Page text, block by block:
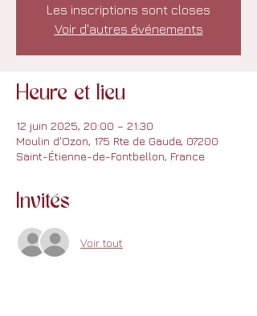
Les inscriptions sont closes
Voir d'autres événements
Heure et lieu
12 juin 2025, 20:00 – 21:30
Moulin d'Ozon, 175 Rte de Gaude, 07200
Saint-Étienne-de-Fontbellon, France
Invités
Voir tout